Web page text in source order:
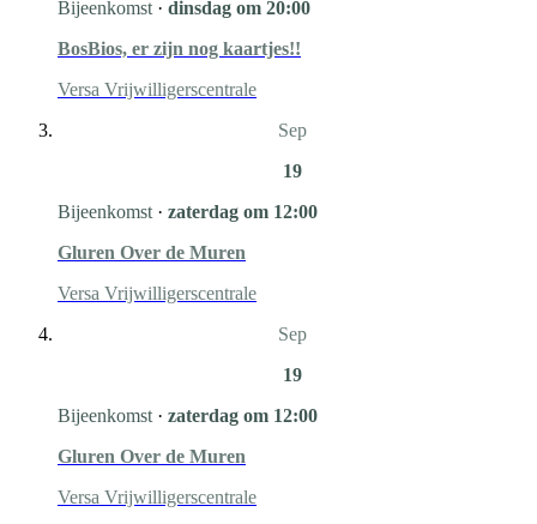
Bijeenkomst · dinsdag om 20:00
BosBios, er zijn nog kaartjes!!
Versa Vrijwilligerscentrale
Sep
19
Bijeenkomst · zaterdag om 12:00
Gluren Over de Muren
Versa Vrijwilligerscentrale
Sep
19
Bijeenkomst · zaterdag om 12:00
Gluren Over de Muren
Versa Vrijwilligerscentrale